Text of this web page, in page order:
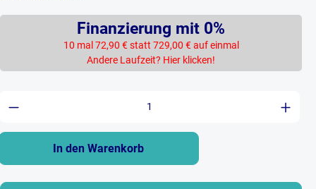
Finanzierung mit 0%
10 mal 72,90 € statt 729,00 € auf einmal
Andere Laufzeit? Hier klicken!
Anzahl: Gib den gewünschten Wert
In den Warenkorb